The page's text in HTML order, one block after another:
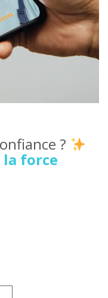
?
la force